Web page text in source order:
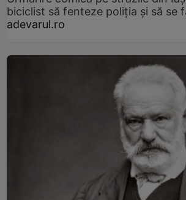
biciclist să fenteze poliția și să se
adevarul.ro